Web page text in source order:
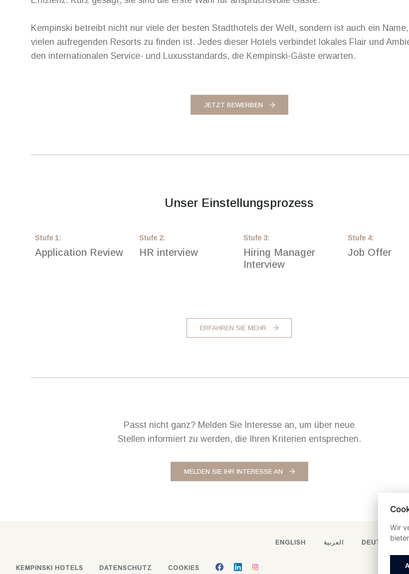
Kempinski betreibt nicht nur viele der besten Stadthotels der Welt, sondern ist auch ein
vielen aufregenden Resorts zu finden ist. Jedes dieser Hotels verbindet lokales Flair und
den internationalen Service- und Luxusstandards, die Kempinski-Gäste erwarten.
JETZT BEWERBEN
Unser Einstellungsprozess
Stufe 1:
Application Review
Stufe 2:
HR interview
Stufe 3:
Hiring Manager
Interview
Stufe 4:
Job Offer
ERFAHREN SIE MEHR
Passt nicht ganz? Melden Sie Interesse an, um über neue
Stellen informiert zu werden, die Ihren Kriterien entsprechen.
MELDEN SIE IHR INTERESSE AN
ENGLISH العربية DEUTSCH
KEMPINSKI HOTELS DATENSCHUTZ COOKIES
Wir